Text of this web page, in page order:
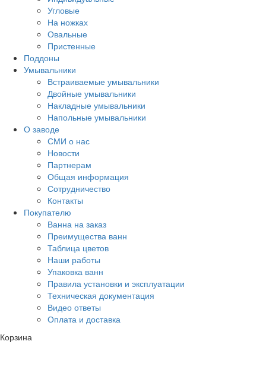
Угловые
На ножках
Овальные
Пристенные
Поддоны
Умывальники
Встраиваемые умывальники
Двойные умывальники
Накладные умывальники
Напольные умывальники
О заводе
СМИ о нас
Новости
Партнерам
Общая информация
Сотрудничество
Контакты
Покупателю
Ванна на заказ
Преимущества ванн
Таблица цветов
Наши работы
Упаковка ванн
Правила установки и эксплуатации
Техническая документация
Видео ответы
Оплата и доставка
Корзина